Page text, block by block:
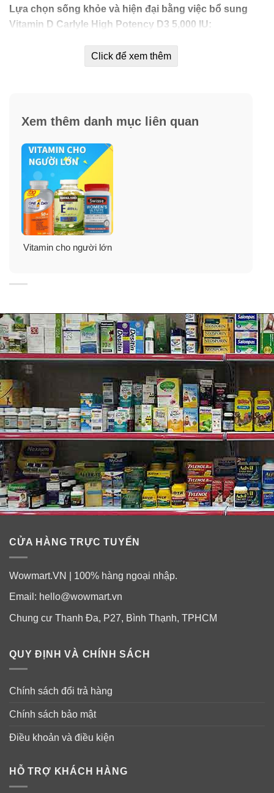
Lựa chọn sống khỏe và hiện đại bằng việc bổ sung
Vitamin D Carlyle High Potency D3 5,000 IU:
Carlyle cung cấp cho bạn 5.000 IU vitamin D mỗi khẩu
phần. Sản phẩm Vitamin D3 của Carlyle không chứa
Thành phần:
Hướng dẫn sử dụng:
Người lớn từ 18 tuổi trở lên
Click để xem thêm
Xem thêm danh mục liên quan
Vitamin cho người lớn
CỬA HÀNG TRỰC TUYẾN
Wowmart.VN | 100% hàng ngoại nhập.
Email: hello@wowmart.vn
Chung cư Thanh Đa, P27, Bình Thạnh, TPHCM
QUY ĐỊNH VÀ CHÍNH SÁCH
Chính sách đổi trả hàng
Chính sách bảo mật
Điều khoản và điều kiện
HỖ TRỢ KHÁCH HÀNG